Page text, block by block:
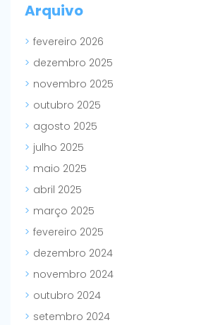
Arquivo
fevereiro 2026
dezembro 2025
novembro 2025
outubro 2025
agosto 2025
julho 2025
maio 2025
abril 2025
março 2025
fevereiro 2025
dezembro 2024
novembro 2024
outubro 2024
setembro 2024